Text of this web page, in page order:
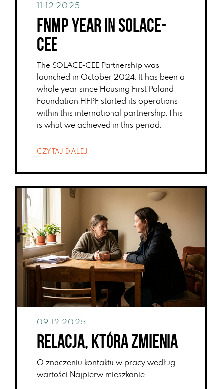
11.12.2025
FNMP YEAR IN SOLACE-
CEE
The SOLACE-CEE Partnership was
launched in October 2024. It has been a
whole year since Housing First Poland
Foundation HFPF started its operations
within this international partnership. This
is what we achieved in this period.
CZYTAJ DALEJ
09.12.2025
Relacja, która zmienia
O znaczeniu kontaktu w pracy według
wartości Najpierw mieszkanie